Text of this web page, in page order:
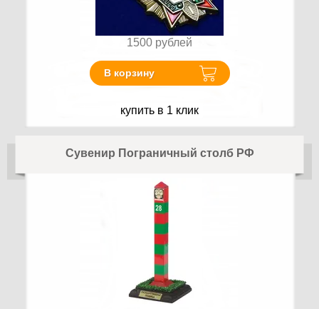
1500 рублей
В корзину
купить в 1 клик
Сувенир Пограничный столб РФ